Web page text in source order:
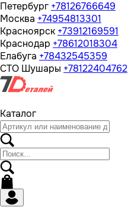
Петербург +78126766649
Москва +74954813301
Красноярск +73912169591
Краснодар +78612018304
Елабуга +78432545359
СТО Шушары +78122404762
Каталог